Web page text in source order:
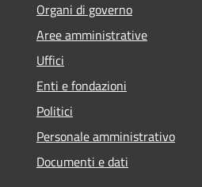
Organi di governo
Aree amministrative
Uffici
Enti e fondazioni
Politici
Personale amministrativo
Documenti e dati